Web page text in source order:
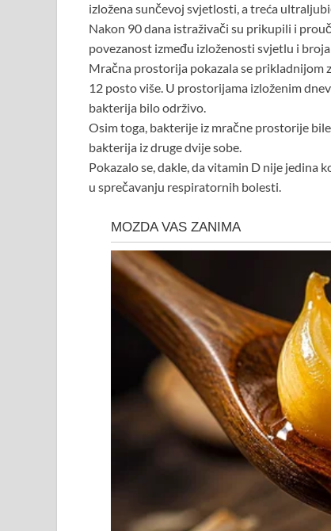
izložena sunčevoj svjetlosti, a treća
Nakon 90 dana istraživači su prikupili i
povezanost između izloženosti svjetlu i
Mračna prostorija pokazala se prikladnijom
12 posto više. U prostorijama izloženim
bakterija bilo održivo.
Osim toga, bakterije iz mračne prostorije
bakterija iz druge dvije sobe.
Pokazalo se, dakle, da vitamin D nije jedina
u sprečavanju respiratornih bolesti.